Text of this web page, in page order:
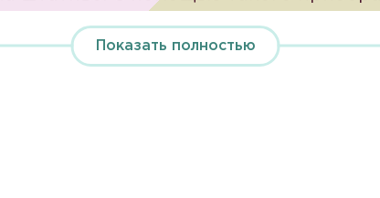
не удастся.
которое позволяет рассмотреть и изучить
Показать полностью